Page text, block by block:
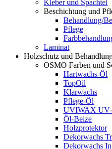
Kleber und Spachtel
Beschichtung und
Behandlung/
Pflege
Laminat
Holzschutz und
OSMO Farben und
Hartwachs-Öl
TopOil
Klarwachs
Pflege-Öl
UVIWAX UV-
Öl-Beize
Holzprotektor
Dekorwachs
Dekorwachs